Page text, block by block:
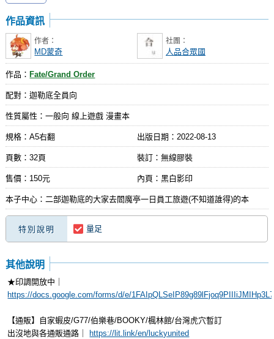
作品資訊
作者：
MD蒙奇
社團：
人品合眾國
作品： Fate/Grand Order
配對：迦勒底全員向
性質屬性：一般向 線上遊戲 漫畫本
規格：A5右翻 出版日期： 2022-08-13
頁數：32頁 裝訂：無線膠裝
售價：150元 內頁：黑白影印
本子中心：二部迦勒底的大家去閻魔亭一日員工旅遊(不知道誰得)的本
特別說明 量足
其他說明
★印調開放中｜
https://docs.google.com/forms/d/e/
【通販】自家蝦皮/G77/伯樂巷/BOOKY/楓林館/台灣虎穴暫訂
出沒地與各通販通路｜
https://lit.link/en/luckyunited